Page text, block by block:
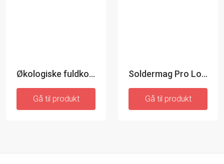
Økologiske fuldkornsskruer - 400 gr
Gå til produkt
Soldermag Pro Loddestativ
Gå til produkt